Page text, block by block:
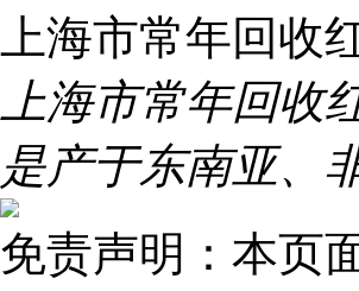
上海市常年回收
上海市常年回
是产于东南亚、
免责声明：本页